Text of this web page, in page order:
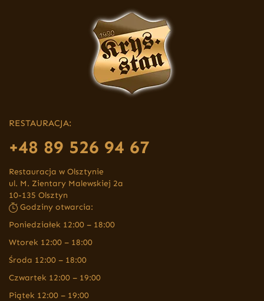
RESTAURACJA:
+48 89 526 94 67
Restauracja w Olsztynie
ul. M. Zientary Malewskiej 2a
10-135 Olsztyn
Godziny otwarcia:
Poniedziałek 12:00 – 18:00
Wtorek 12:00 – 18:00
Środa 12:00 – 18:00
Czwartek 12:00 – 19:00
Piątek 12:00 – 19:00